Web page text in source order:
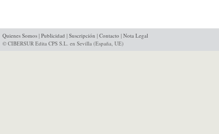
Quienes Somos | Publicidad | Suscripción | Contacto | Nota Legal
© CIBERSUR Edita CPS S.L. en Sevilla (España, UE)